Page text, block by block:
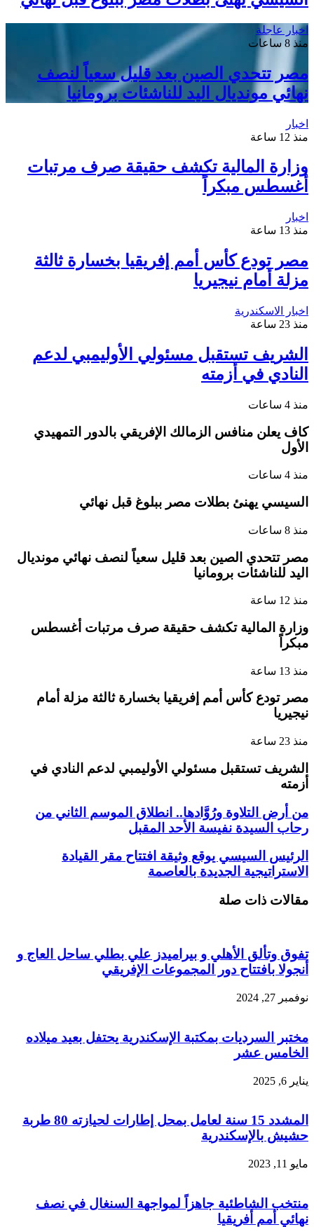
اخبار عاجلة
منذ 8 ساعات
مصر تتحدي الصين بعد قليل سعياً لنصف
نهائي مونديال اليد للناشئات برومانيا
اخبار
منذ 12 ساعة
وزارة المالية تكشف حقيقة صرف مرتبات
أغسطس مبكراً
اخبار
منذ 13 ساعة
مصر تودع كأس أمم إفريقيا بخسارة ثالثة
مزلة أمام نيجيريا
اخبار الاسكندرية
منذ 23 ساعة
الشريف تستقبل مسئولي الأوليمبي لدعم
النادي في أزمته
منذ 4 ساعات
كاف يعلن منافس الزمالك الإفريقي بالدور التمهيدي
الأول
منذ 4 ساعات
السيسي يهنئ بطلات مصر ببلوغ قبل نهائي
منذ 8 ساعات
مصر تتحدي الصين بعد قليل سعياً لنصف نهائي مونديال
اليد للناشئات برومانيا
منذ 12 ساعة
وزارة المالية تكشف حقيقة صرف مرتبات أغسطس
مبكراً
منذ 13 ساعة
مصر تودع كأس أمم إفريقيا بخسارة ثالثة مزلة أمام
نيجيريا
منذ 23 ساعة
الشريف تستقبل مسئولي الأوليمبي لدعم النادي في
أزمته
من أرض التلاوة ورُوَّادها.. انطلاق الموسم الثاني من
رحاب السيدة نفيسة الأحد المقبل
الرئيس السيسي يوقع وثيقة افتتاح مقر القيادة
الاستراتيجية الجديدة بالعاصمة
مقالات ذات صلة
تفوق وتألق الأهلي و بيراميدز علي بطلي ساحل العاج و
أنجولا بافتتاح دور المجموعات الإفريقي
نوفمبر 27, 2024
مختبر السرديات بمكتبة الإسكندرية يحتفل بعيد ميلاده
الخامس عشر
يناير 6, 2025
المشدد 15 سنة لعامل بمحل إطارات لحيازته 80 طربة
حشيش بالإسكندرية
مايو 11, 2023
منتخب الشاطئية جاهزاً لمواجهة السنغال في نصف
نهائي أمم أفريقيا